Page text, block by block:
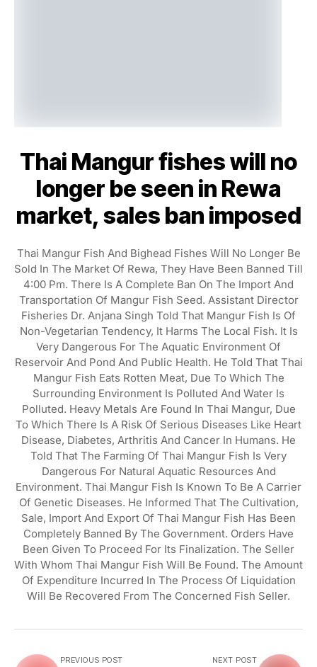
Thai Mangur fishes will no
longer be seen in Rewa
market, sales ban imposed
Thai Mangur Fish And Bighead Fishes Will No Longer Be
Sold In The Market Of Rewa, They Have Been Banned Till
4:00 Pm. There Is A Complete Ban On The Import And
Transportation Of Mangur Fish Seed. Assistant Director
Fisheries Dr. Anjana Singh Told That Mangur Fish Is Of
Non-Vegetarian Tendency, It Harms The Local Fish. It Is
Very Dangerous For The Aquatic Environment Of
Reservoir And Pond And Public Health. He Told That Thai
Mangur Fish Eats Rotten Meat, Due To Which The
Surrounding Environment Is Polluted And Water Is
Polluted. Heavy Metals Are Found In Thai Mangur, Due
To Which There Is A Risk Of Serious Diseases Like Heart
Disease, Diabetes, Arthritis And Cancer In Humans. He
Told That The Farming Of Thai Mangur Fish Is Very
Dangerous For Natural Aquatic Resources And
Environment. Thai Mangur Fish Is Known To Be A Carrier
Of Genetic Diseases. He Informed That The Cultivation,
Sale, Import And Export Of Thai Mangur Fish Has Been
Completely Banned By The Government. Orders Have
Been Given To Proceed For Its Finalization. The Seller
With Whom Thai Mangur Fish Will Be Found. The Amount
Of Expenditure Incurred In The Process Of Liquidation
Will Be Recovered From The Concerned Fish Seller.
PREVIOUS POST NEXT POST